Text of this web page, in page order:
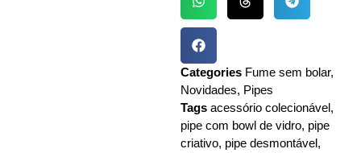
Categories Fume sem bolar,
Novidades, Pipes
Tags acessório colecionável,
pipe com bowl de vidro, pipe
criativo, pipe desmontável,